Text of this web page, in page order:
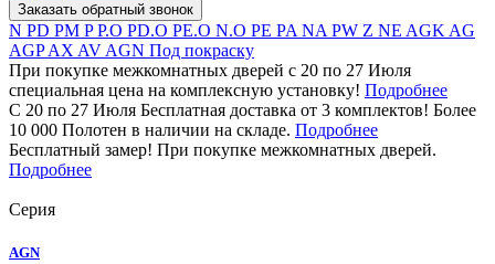
Заказать обратный звонок
N PD PM PP.O PD.O PE.O N.O PE PA NA PW Z NE AGK AG
AGPAX AV AGN Под покраску
При покупке межкомнатных дверей c 20 по 27 Июля
специальная цена на комплексную установку! Подробнее
С 20 по 27 Июля Бесплатная доставка от 3 комплектов! Более
10 000 Полотен в наличии на складе. Подробнее
Бесплатный замер! При покупке межкомнатных дверей.
Подробнее
Серия
AGN